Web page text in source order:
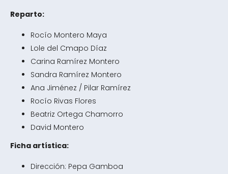
Reparto:
Rocío Montero Maya
Lole del Cmapo Díaz
Carina Ramírez Montero
Sandra Ramírez Montero
Ana Jiménez / Pilar Ramírez
Rocío Rivas Flores
Beatriz Ortega Chamorro
David Montero
Ficha artística:
Dirección: Pepa Gamboa